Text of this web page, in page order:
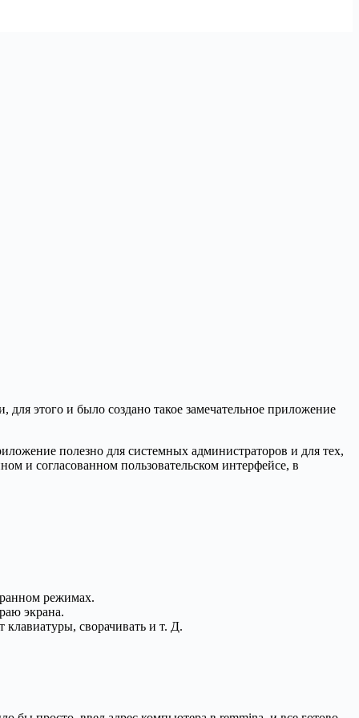
этого и было создано такое замечательное приложение
полезно для системных администраторов и для тех,
и согласованном пользовательском интерфейсе, в
режимах.
экрана.
сворачивать и т. Д.